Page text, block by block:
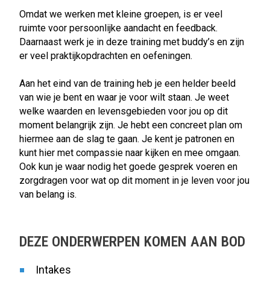
Omdat we werken met kleine groepen, is er veel
ruimte voor persoonlijke aandacht en feedback.
Daarnaast werk je in deze training met buddy’s en zijn
er veel praktijkopdrachten en oefeningen.
Aan het eind van de training heb je een helder beeld
van wie je bent en waar je voor wilt staan. Je weet
welke waarden en levensgebieden voor jou op dit
moment belangrijk zijn. Je hebt een concreet plan om
hiermee aan de slag te gaan. Je kent je patronen en
kunt hier met compassie naar kijken en mee omgaan.
Ook kun je waar nodig het goede gesprek voeren en
zorgdragen voor wat op dit moment in je leven voor jou
van belang is.
DEZE ONDERWERPEN KOMEN AAN BOD
Intakes